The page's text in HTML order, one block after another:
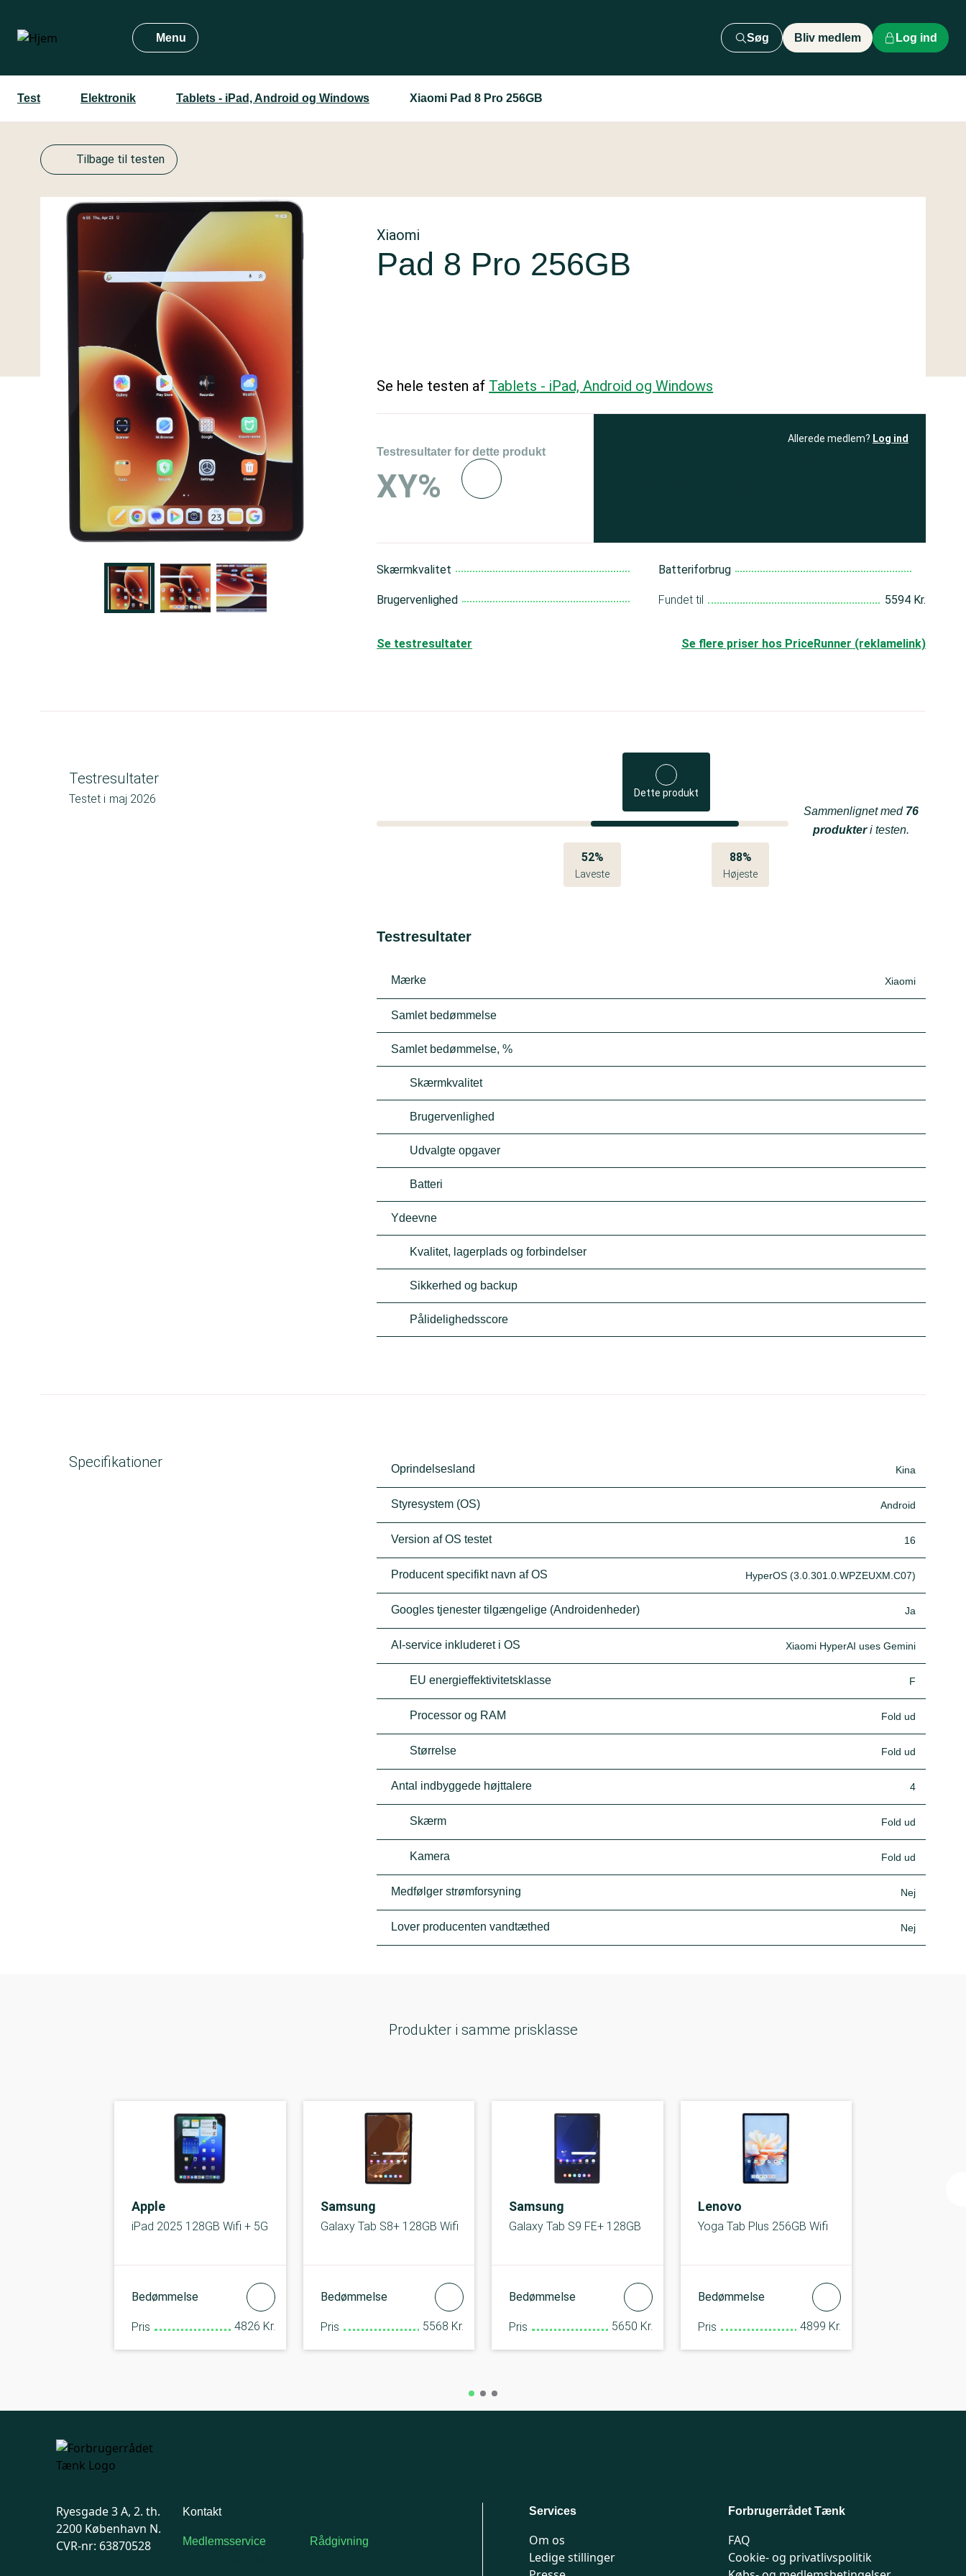
hovedindhold
Menu Søg Bliv medlem Log ind
Test Elektronik Tablets - iPad, Android og Windows Xiaomi Pad 8 Pro 256GB
Tilbage til testen
Xiaomi
Pad 8 Pro 256GB
Se hele testen af Tablets - iPad, Android og Windows
Testresultater for dette produkt
XY%
Allerede medlem? Log ind
Skærmkvalitet
Brugervenlighed
Batteriforbrug
Fundet til 5594 Kr.
Se flere priser hos PriceRunner (reklamelink)
Se testresultater
Testresultater
Testet i maj 2026 Dette produkt
52%
Laveste
88%
Højeste
Sammenlignet med 76
produkteri testen.
Testresultater
Mærke Xiaomi
Samlet bedømmelse
Samlet bedømmelse, %
Skærmkvalitet
Brugervenlighed
Udvalgte opgaver
Batteri
Ydeevne
Kvalitet, lagerplads og forbindelser
Sikkerhed og backup
Pålidelighedsscore
Specifikationer Oprindelsesland Kina
Styresystem (OS) Android
Version af OS testet 16
Producent specifikt navn af OS HyperOS (3.0.301.0.WPZEUXM.C07)
Googles tjenester tilgængelige (Androidenheder) Ja
AI-service inkluderet i OS Xiaomi HyperAI uses Gemini
EU energieffektivitetsklasse F
Processor og RAM Fold ud
Størrelse Fold ud
Antal indbyggede højttalere 4
Skærm Fold ud
Kamera Fold ud
Medfølger strømforsyning Nej
Lover producenten vandtæthed Nej
Produkter i samme prisklasse
Apple
iPad 2025 128GB Wifi + 5G
Bedømmelse
Pris 4826 Kr.
Samsung
Galaxy Tab S8+ 128GB Wifi
Bedømmelse
Pris 5568 Kr.
Samsung
Galaxy Tab S9 FE+ 128GB
Bedømmelse
Pris 5650 Kr.
Lenovo
Yoga Tab Plus 256GB Wifi
Bedømmelse
Pris 4899 Kr.
Ryesgade 3 A, 2. th.
2200 København N.
CVR-nr: 63870528
Kontakt
Medlemsservice Rådgivning
Services
Om os
Ledige stillinger
Forbrugerrådet Tænk
FAQ
Cookie- og privatlivspolitik